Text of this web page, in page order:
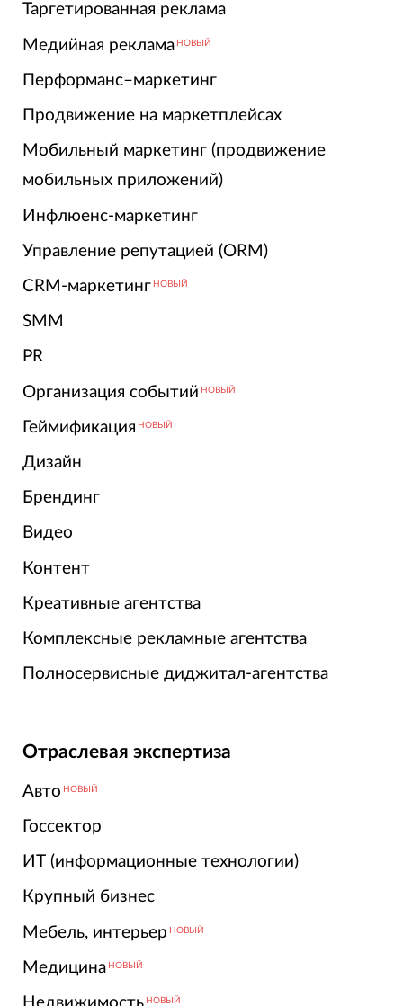
Таргетированная реклама
Медийная реклама НОВЫЙ
Перформанс–маркетинг
Продвижение на маркетплейсах
Мобильный маркетинг (продвижение
мобильных приложений)
Инфлюенс-маркетинг
Управление репутацией (ORM)
CRM-маркетинг НОВЫЙ
SMM
PR
Организация событий НОВЫЙ
Геймификация НОВЫЙ
Дизайн
Брендинг
Видео
Контент
Креативные агентства
Комплексные рекламные агентства
Полносервисные диджитал-агентства
Отраслевая экспертиза
Авто НОВЫЙ
Госсектор
ИТ (информационные технологии)
Крупный бизнес
Мебель, интерьер НОВЫЙ
Медицина НОВЫЙ
НОВЫЙ